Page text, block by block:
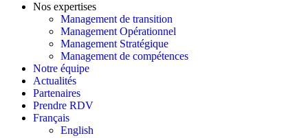
Nos expertises
Management de transition
Management Opérationnel
Management Stratégique
Management de compétences
Notre équipe
Actualités
Partenaires
Prendre RDV
Français
English